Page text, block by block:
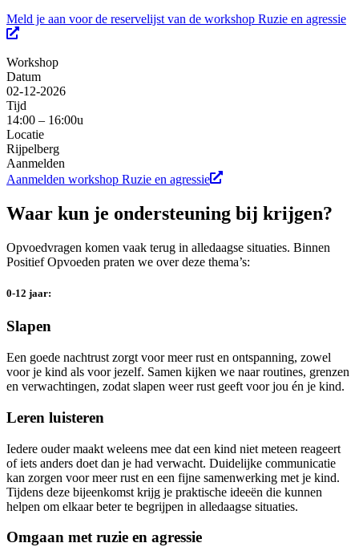
Meld je aan voor de reservelijst van de workshop Ruzie en agressie
Workshop
Datum
02-12-2026
Tijd
14:00 – 16:00u
Locatie
Rijpelberg
Aanmelden
Aanmelden workshop Ruzie en agressie
Waar kun je ondersteuning bij krijgen?
Opvoedvragen komen vaak terug in alledaagse situaties. Binnen
Positief Opvoeden praten we over deze thema’s:
0-12 jaar:
Slapen
Een goede nachtrust zorgt voor meer rust en ontspanning, zowel
voor je kind als voor jezelf. Samen kijken we naar routines, grenzen
en verwachtingen, zodat slapen weer rust geeft voor jou én je kind.
Leren luisteren
Iedere ouder maakt weleens mee dat een kind niet meteen reageert
of iets anders doet dan je had verwacht. Duidelijke communicatie
kan zorgen voor meer rust en een fijne samenwerking met je kind.
Tijdens deze bijeenkomst krijg je praktische ideeën die kunnen
helpen om elkaar beter te begrijpen in alledaagse situaties.
Omgaan met ruzie en agressie